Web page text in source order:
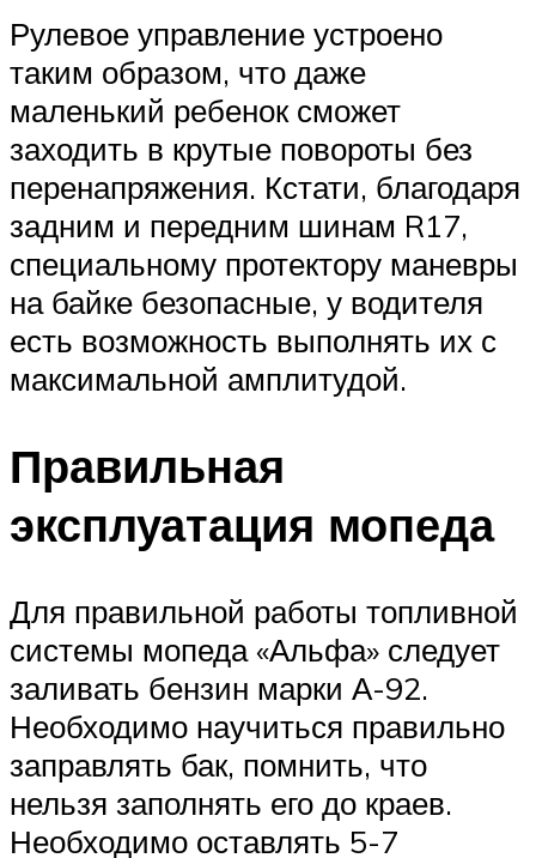
Рулевое управление устроено
таким образом, что даже
маленький ребенок сможет
заходить в крутые повороты без
перенапряжения. Кстати, благодаря
задним и передним шинам R17,
специальному протектору маневры
на байке безопасные, у водителя
есть возможность выполнять их с
максимальной амплитудой.
Правильная
эксплуатация мопеда
Для правильной работы топливной
системы мопеда «Альфа» следует
заливать бензин марки А-92.
Необходимо научиться правильно
заправлять бак, помнить, что
нельзя заполнять его до краев.
Необходимо оставлять 5-7